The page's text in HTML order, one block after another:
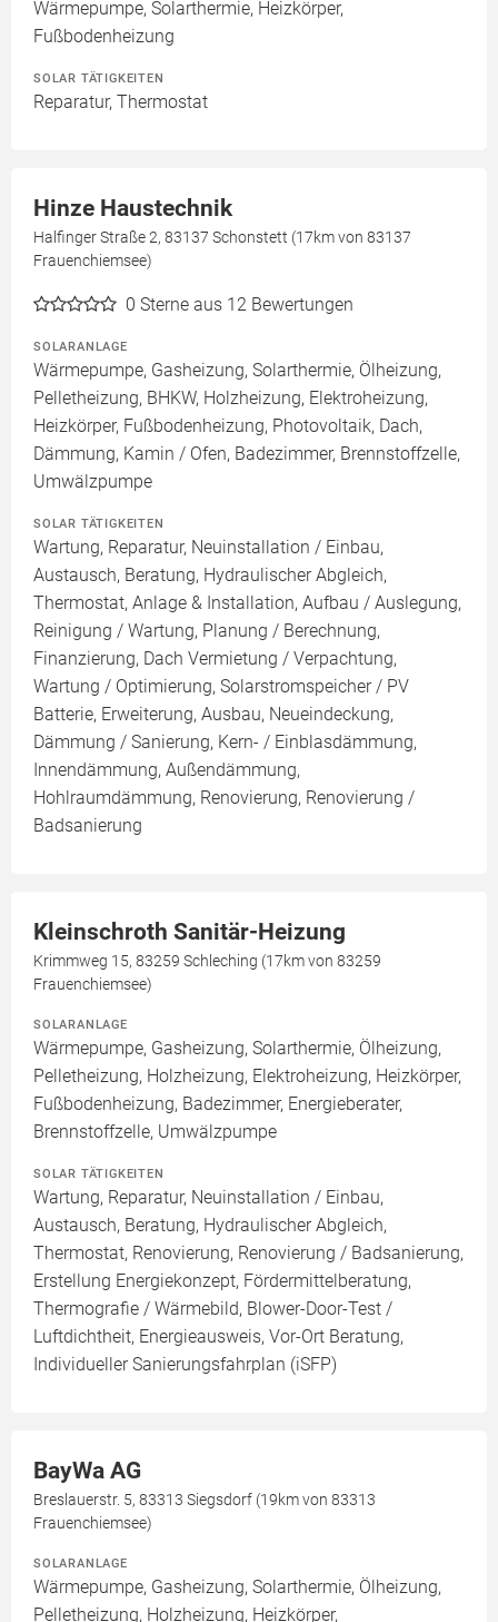
Wärmepumpe, Solarthermie, Heizkörper,
Fußbodenheizung
SOLAR TÄTIGKEITEN
Reparatur, Thermostat
Hinze Haustechnik
Halfinger Straße 2, 83137 Schonstett (17km von 83137
Frauenchiemsee)
0 Sterne aus 12 Bewertungen
SOLARANLAGE
Wärmepumpe, Gasheizung, Solarthermie, Ölheizung,
Pelletheizung, BHKW, Holzheizung, Elektroheizung,
Heizkörper, Fußbodenheizung, Photovoltaik, Dach,
Dämmung, Kamin / Ofen, Badezimmer, Brennstoffzelle,
Umwälzpumpe
SOLAR TÄTIGKEITEN
Wartung, Reparatur, Neuinstallation / Einbau,
Austausch, Beratung, Hydraulischer Abgleich,
Thermostat, Anlage & Installation, Aufbau / Auslegung,
Reinigung / Wartung, Planung / Berechnung,
Finanzierung, Dach Vermietung / Verpachtung,
Wartung / Optimierung, Solarstromspeicher / PV
Batterie, Erweiterung, Ausbau, Neueindeckung,
Dämmung / Sanierung, Kern- / Einblasdämmung,
Innendämmung, Außendämmung,
Hohlraumdämmung, Renovierung, Renovierung /
Badsanierung
Kleinschroth Sanitär-Heizung
Krimmweg 15, 83259 Schleching (17km von 83259
Frauenchiemsee)
SOLARANLAGE
Wärmepumpe, Gasheizung, Solarthermie, Ölheizung,
Pelletheizung, Holzheizung, Elektroheizung, Heizkörper,
Fußbodenheizung, Badezimmer, Energieberater,
Brennstoffzelle, Umwälzpumpe
SOLAR TÄTIGKEITEN
Wartung, Reparatur, Neuinstallation / Einbau,
Austausch, Beratung, Hydraulischer Abgleich,
Thermostat, Renovierung, Renovierung / Badsanierung,
Erstellung Energiekonzept, Fördermittelberatung,
Thermografie / Wärmebild, Blower-Door-Test /
Luftdichtheit, Energieausweis, Vor-Ort Beratung,
Individueller Sanierungsfahrplan (iSFP)
BayWa AG
Breslauerstr. 5, 83313 Siegsdorf (19km von 83313
Frauenchiemsee)
SOLARANLAGE
Wärmepumpe, Gasheizung, Solarthermie, Ölheizung,
Pelletheizung, Holzheizung, Heizkörper,